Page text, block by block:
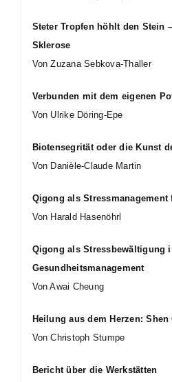
Steter Tropfen höhlt den Stein
Sklerose
Von Zuzana Sebkova-Thaller
Verbunden mit dem eigenen
Von Ulrike Döring-Epe
Biotensegrität oder die Kunst
Von Danièle-Claude Martin
Qigong als
Von Harald Hasenöhrl
Qigong als Stressbewältigung
Gesundheitsmanagement
Von Awai Cheung
Heilung aus dem Herzen: Shen
Von Christoph Stumpe
Bericht über die Werkstätten